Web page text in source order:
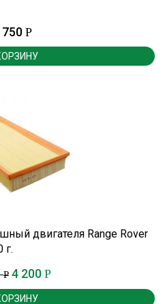
750Р
двигателя Range Rover
г.
Р 4 200 Р